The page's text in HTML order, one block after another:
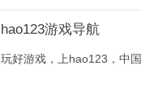
器、lol游戏比赛资讯等一切
hao123游戏导航
玩好游戏，上hao123，中国